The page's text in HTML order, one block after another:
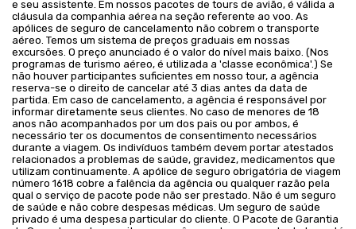
e seu assistente. Em nossos pacotes de tours de avião, é válida a
cláusula da companhia aérea na seção referente ao voo. As
apólices de seguro de cancelamento não cobrem o transporte
aéreo. Temos um sistema de preços graduais em nossas
excursões. O preço anunciado é o valor do nível mais baixo. (Nos
programas de turismo aéreo, é utilizada a 'classe econômica'.) Se
não houver participantes suficientes em nosso tour, a agência
reserva-se o direito de cancelar até 3 dias antes da data de
partida. Em caso de cancelamento, a agência é responsável por
informar diretamente seus clientes. No caso de menores de 18
anos não acompanhados por um dos pais ou por ambos, é
necessário ter os documentos de consentimento necessários
durante a viagem. Os indivíduos também devem portar atestados
relacionados a problemas de saúde, gravidez, medicamentos que
utilizam continuamente. A apólice de seguro obrigatória de viagem
número 1618 cobre a falência da agência ou qualquer razão pela
qual o serviço de pacote pode não ser prestado. Não é um seguro
de saúde e não cobre despesas médicas. Um seguro de saúde
privado é uma despesa particular do cliente. O Pacote de Garantia